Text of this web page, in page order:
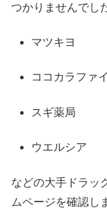
つかりませんでし
マツキヨ
ココカラファ
スギ薬局
ウエルシア
などの大手ドラッ
ムページを確認し